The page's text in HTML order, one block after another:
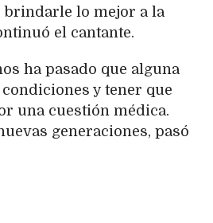
brindarle lo mejor a la
el cantante.
ha pasado que alguna
y tener que
una cuestión médica.
generaciones, pasó